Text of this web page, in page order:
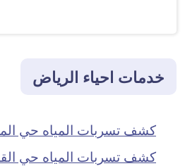
خدمات احياء الرياض
كشف تسربات المياه حي
كشف تسربات المياه حي